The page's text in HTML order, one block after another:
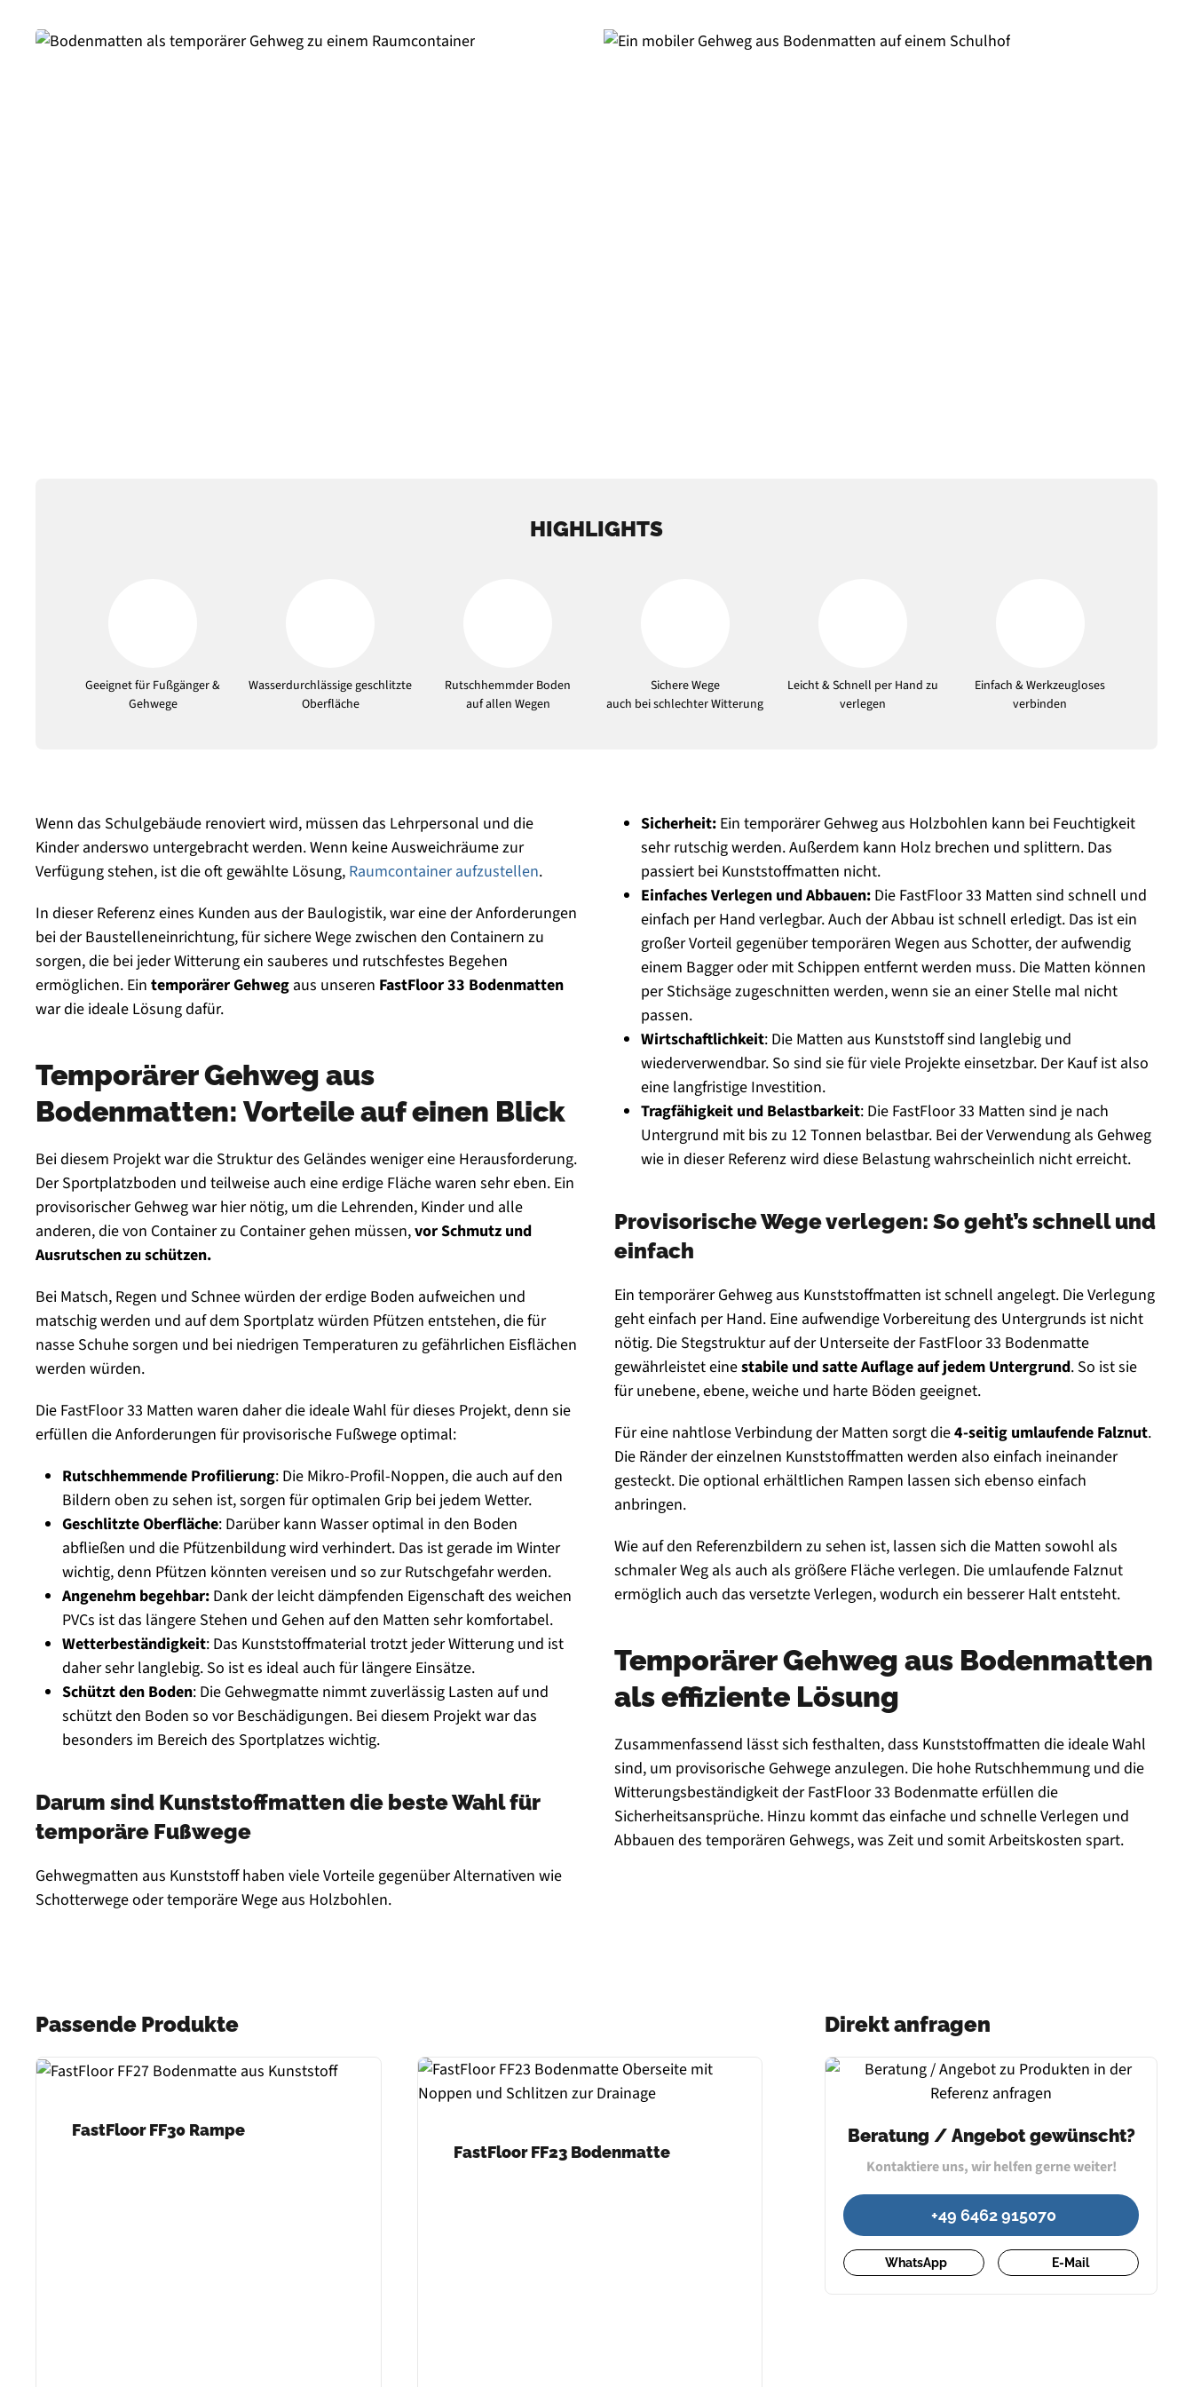
HIGHLIGHTS
Geeignet für Fußgänger &
Gehwege
Wasserdurchlässige geschlitzte
Oberfläche
Rutschhemmder Boden
auf allen Wegen
Sichere Wege
auch bei schlechter Witterung
Leicht & Schnell per Hand zu
verlegen
Einfach & Werkzeugloses
verbinden
Wenn das Schulgebäude renoviert wird, müssen das Lehrpersonal und die
Kinder anderswo untergebracht werden. Wenn keine Ausweichräume zur
Verfügung stehen, ist die oft gewählte Lösung, Raumcontainer aufzustellen.
In dieser Referenz eines Kunden aus der Baulogistik, war eine der Anforderungen
bei der Baustelleneinrichtung, für sichere Wege zwischen den Containern zu
sorgen, die bei jeder Witterung ein sauberes und rutschfestes Begehen
ermöglichen. Ein temporärer Gehweg aus unseren FastFloor 33 Bodenmatten
war die ideale Lösung dafür.
Temporärer Gehweg aus
Bodenmatten: Vorteile auf einen Blick
Bei diesem Projekt war die Struktur des Geländes weniger eine Herausforderung.
Der Sportplatzboden und teilweise auch eine erdige Fläche waren sehr eben. Ein
provisorischer Gehweg war hier nötig, um die Lehrenden, Kinder und alle
anderen, die von Container zu Container gehen müssen,vor Schmutz und
Ausrutschen zu schützen.
Bei Matsch, Regen und Schnee würden der erdige Boden aufweichen und
matschig werden und auf dem Sportplatz würden Pfützen entstehen, die für
nasse Schuhe sorgen und bei niedrigen Temperaturen zu gefährlichen Eisflächen
werden würden.
Die FastFloor 33 Matten waren daher die ideale Wahl für dieses Projekt, denn sie
erfüllen die Anforderungen für provisorische Fußwege optimal:
Rutschhemmende Profilierung: Die Mikro-Profil-Noppen, die auch auf den
Bildern oben zu sehen ist, sorgen für optimalen Grip bei jedem Wetter.
Geschlitzte Oberfläche: Darüber kann Wasser optimal in den Boden
abfließen und die Pfützenbildung wird verhindert. Das ist gerade im Winter
wichtig, denn Pfützen könnten vereisen und so zur Rutschgefahr werden.
Angenehm begehbar: Dank der leicht dämpfenden Eigenschaft des weichen
PVCs ist das längere Stehen und Gehen auf den Matten sehr komfortabel.
Wetterbeständigkeit: Das Kunststoffmaterial trotzt jeder Witterung und ist
daher sehr langlebig. So ist es ideal auch für längere Einsätze.
Schützt den Boden: Die Gehwegmatte nimmt zuverlässig Lasten auf und
schützt den Boden so vor Beschädigungen. Bei diesem Projekt war das
besonders im Bereich des Sportplatzes wichtig.
Darum sind Kunststoffmatten die beste Wahl für
temporäre Fußwege
Gehwegmatten aus Kunststoff haben viele Vorteile gegenüber Alternativen wie
Schotterwege oder temporäre Wege aus Holzbohlen.
Sicherheit: Ein temporärer Gehweg aus Holzbohlen kann bei Feuchtigkeit
sehr rutschig werden. Außerdem kann Holz brechen und splittern. Das
passiert bei Kunststoffmatten nicht.
Einfaches Verlegen und Abbauen: Die FastFloor 33 Matten sind schnell und
einfach per Hand verlegbar. Auch der Abbau ist schnell erledigt. Das ist ein
großer Vorteil gegenüber temporären Wegen aus Schotter, der aufwendig
einem Bagger oder mit Schippen entfernt werden muss. Die Matten können
per Stichsäge zugeschnitten werden, wenn sie an einer Stelle mal nicht
passen.
Wirtschaftlichkeit: Die Matten aus Kunststoff sind langlebig und
wiederverwendbar. So sind sie für viele Projekte einsetzbar. Der Kauf ist also
eine langfristige Investition.
Tragfähigkeit und Belastbarkeit: Die FastFloor 33 Matten sind je nach
Untergrund mit bis zu 12 Tonnen belastbar. Bei der Verwendung als Gehweg
wie in dieser Referenz wird diese Belastung wahrscheinlich nicht erreicht.
Provisorische Wege verlegen: So geht’s schnell und
einfach
Ein temporärer Gehweg aus Kunststoffmatten ist schnell angelegt. Die Verlegung
geht einfach per Hand. Eine aufwendige Vorbereitung des Untergrunds ist nicht
nötig. Die Stegstruktur auf der Unterseite der FastFloor 33 Bodenmatte
gewährleistet einestabile und satte Auflage auf jedem Untergrund. So ist sie
für unebene, ebene, weiche und harte Böden geeignet.
Für eine nahtlose Verbindung der Matten sorgt die4-seitig umlaufende Falznut.
Die Ränder der einzelnen Kunststoffmatten werden also einfach ineinander
gesteckt. Die optional erhältlichen Rampen lassen sich ebenso einfach
anbringen.
Wie auf den Referenzbildern zu sehen ist, lassen sich die Matten sowohl als
schmaler Weg als auch als größere Fläche verlegen. Die umlaufende Falznut
ermöglich auch das versetzte Verlegen, wodurch ein besserer Halt entsteht.
Temporärer Gehweg aus Bodenmatten
als effiziente Lösung
Zusammenfassend lässt sich festhalten, dass Kunststoffmatten die ideale Wahl
sind, um provisorische Gehwege anzulegen. Die hohe Rutschhemmung und die
Witterungsbeständigkeit der FastFloor 33 Bodenmatte erfüllen die
Sicherheitsansprüche. Hinzu kommt das einfache und schnelle Verlegen und
Abbauen des temporären Gehwegs, was Zeit und somit Arbeitskosten spart.
Passende Produkte
FastFloor FF30 Rampe
FastFloor FF23 Bodenmatte
Direkt anfragen
Beratung / Angebot gewünscht?
Kontaktiere uns, wir helfen gerne weiter!
+49 6462 915070
WhatsApp E-Mail